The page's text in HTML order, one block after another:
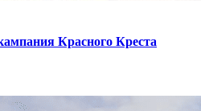
Красного Креста